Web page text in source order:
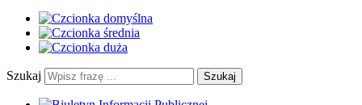
Szukaj Szukaj